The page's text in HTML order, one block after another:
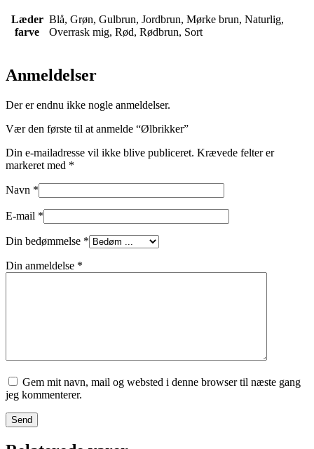
Læder
farve
Blå, Grøn, Gulbrun, Jordbrun, Mørke brun, Naturlig,
Overrask mig, Rød, Rødbrun, Sort
Anmeldelser
Der er endnu ikke nogle anmeldelser.
Vær den første til at anmelde “Ølbrikker”
Din e-mailadresse vil ikke blive publiceret. Krævede felter er
markeret med *
Navn *
E-mail *
Din bedømmelse *
Din anmeldelse *
Gem mit navn, mail og websted i denne browser til næste gang
jeg kommenterer.